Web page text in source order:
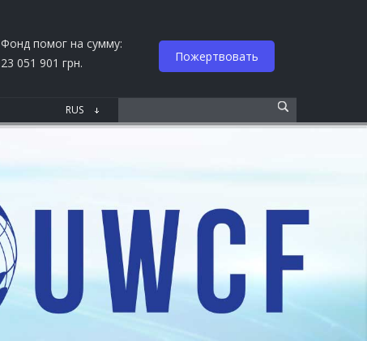
Фонд помог на сумму:
23 051 901 грн.
Пожертвовать